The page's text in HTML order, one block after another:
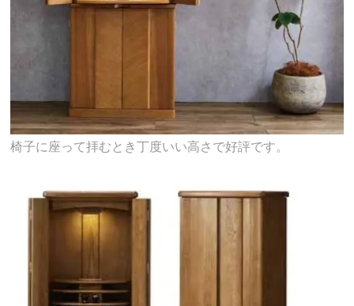
椅子に座って拝むとき丁度いい高さで好評です。